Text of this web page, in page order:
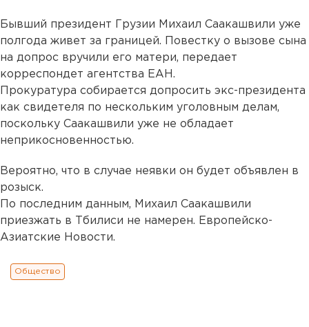
Бывший президент Грузии Михаил Саакашвили уже
полгода живет за границей. Повестку о вызове сына
на допрос вручили его матери, передает
корреспондет агентства ЕАН.
Прокуратура собирается допросить экс-президента
как свидетеля по нескольким уголовным делам,
поскольку Саакашвили уже не обладает
неприкосновенностью.
Вероятно, что в случае неявки он будет объявлен в
розыск.
По последним данным, Михаил Саакашвили
приезжать в Тбилиси не намерен. Европейско-
Азиатские Новости.
Общество